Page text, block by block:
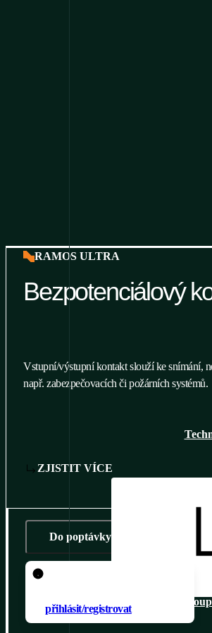
RAMOS ULTRA
Bezpotenciálový
Vstupní/výstupní kontakt slouží ke snímání,
např. zabezpečovacích či požárních systémů.
ZJISTIT VÍCE
Do poptávky
přihlásit/registrovat
Kde